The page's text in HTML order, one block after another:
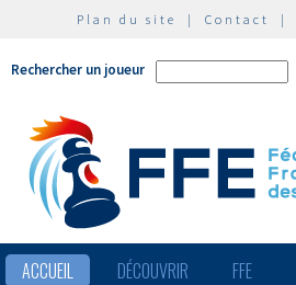
Plan du site | Contact |
Rechercher un joueur
ACCUEIL DÉCOUVRIR FFE